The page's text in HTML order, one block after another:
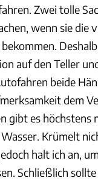
Zwei tolle
wenn sie die
auf den Teller
beide
dem
gibt es höchstens
Krümelt
halt ich an,
Schließlich